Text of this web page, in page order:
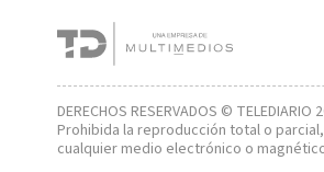
DERECHOS RESERVADOS © TELEDIARIO
Prohibida la reproducción total o
cualquier medio electrónico o